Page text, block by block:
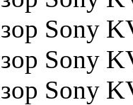
Sony
Sony
Sony